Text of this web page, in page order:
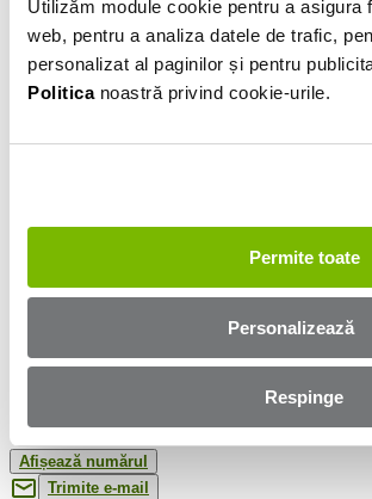
Utilizăm module cookie pentru a asigura
web, pentru a analiza datele de trafic,
personalizat al paginilor și pentru
Politicanoastră privind cookie-urile.
Permite toate
Personalizează
Respinge
Automată/CVT/Robot
Hibrid
TMBXDGG2WEZ007292
Informatiile
0746401000
Afișează numărul
Trimite e-mail